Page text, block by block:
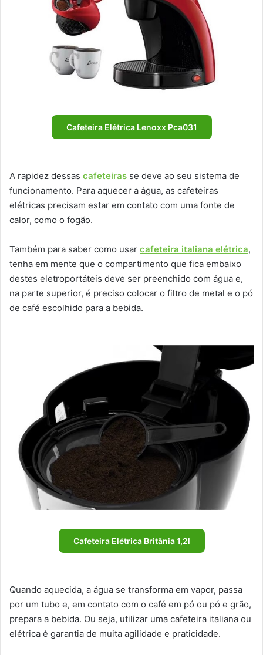
Cafeteira Elétrica Lenoxx Pca031
A rapidez dessas cafeteiras se deve ao seu sistema de
funcionamento. Para aquecer a água, as cafeteiras
elétricas precisam estar em contato com uma fonte de
calor, como o fogão.
Também para saber como usar cafeteira italiana elétrica,
tenha em mente que o compartimento que fica embaixo
destes eletroportáteis deve ser preenchido com água e,
na parte superior, é preciso colocar o filtro de metal e o pó
de café escolhido para a bebida.
Cafeteira Elétrica Britânia 1,2l
Quando aquecida, a água se transforma em vapor, passa
por um tubo e, em contato com o café em pó ou pó e grão,
prepara a bebida. Ou seja, utilizar uma cafeteira italiana ou
elétrica é garantia de muita agilidade e praticidade.